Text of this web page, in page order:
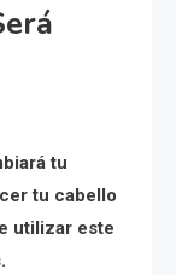
tu
tu cabello
utilizar este